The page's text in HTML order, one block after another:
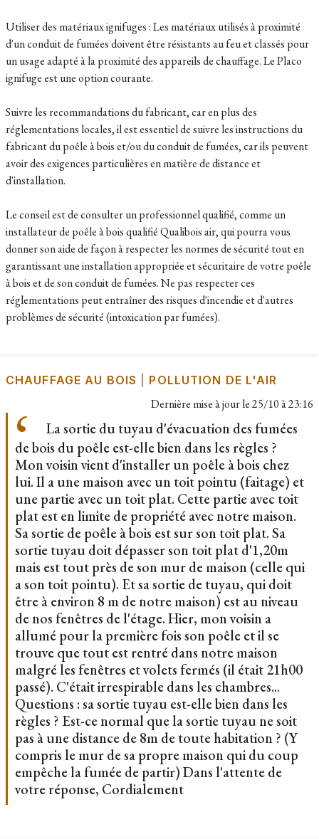
Utiliser des matériaux ignifuges : Les matériaux utilisés à proximité
d'un conduit de fumées doivent être résistants au feu et classés pour
un usage adapté à la proximité des appareils de chauffage. Le Placo
ignifuge est une option courante.
Suivre les recommandations du fabricant, car en plus des
réglementations locales, il est essentiel de suivre les instructions du
fabricant du poêle à bois et/ou du conduit de fumées, car ils peuvent
avoir des exigences particulières en matière de distance et
d'installation.
Le conseil est de consulter un professionnel qualifié, comme un
installateur de poêle à bois qualifié Qualibois air, qui pourra vous
donner son aide de façon à respecter les normes de sécurité tout en
garantissant une installation appropriée et sécuritaire de votre poêle
à bois et de son conduit de fumées. Ne pas respecter ces
réglementations peut entraîner des risques d'incendie et d'autres
problèmes de sécurité (intoxication par fumées).
CHAUFFAGE AU BOIS POLLUTION DE L'AIR
Dernière mise à jour le25/10 à 23:16
La sortie du tuyau d'évacuation des fumées
de bois du poêle est-elle bien dans les règles ?
Mon voisin vient d'installer un poêle à bois chez
lui. Il a une maison avec un toit pointu (faitage) et
une partie avec un toit plat. Cette partie avec toit
plat est en limite de propriété avec notre maison.
Sa sortie de poêle à bois est sur son toit plat. Sa
sortie tuyau doit dépasser son toit plat d'1,20m
mais est tout près de son mur de maison (celle qui
a son toit pointu). Et sa sortie de tuyau, qui doit
être à environ 8 m de notre maison) est au niveau
de nos fenêtres de l'étage. Hier, mon voisin a
allumé pour la première fois son poêle et il se
trouve que tout est rentré dans notre maison
malgré les fenêtres et volets fermés (il était 21h00
passé). C'était irrespirable dans les chambres...
Questions : sa sortie tuyau est-elle bien dans les
règles ? Est-ce normal que la sortie tuyau ne soit
pas à une distance de 8m de toute habitation ? (Y
compris le mur de sa propre maison qui du coup
empêche la fumée de partir) Dans l'attente de
votre réponse, Cordialement